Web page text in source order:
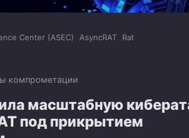
Center (ASEC) AsyncRAT Rat
компрометации
масштабную
под прикрытием